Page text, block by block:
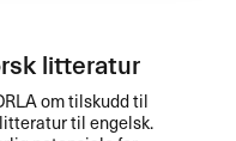
litteratur
om tilskudd til
til engelsk.